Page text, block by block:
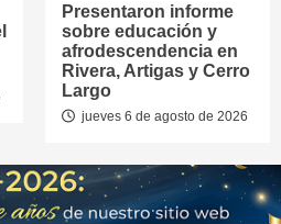
Presentaron informe
sobre educación y
afrodescendencia en
Rivera, Artigas y Cerro
Largo
jueves 6 de agosto de 2026